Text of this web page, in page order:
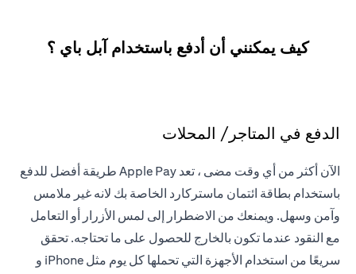
كيف يمكنني أن أدفع باستخدام آبل باي ؟
الدفع في المتاجر/ المحلات
الآن أكثر من أي وقت مضى ، تعد Apple Pay طريقة أفضل للدفع
باستخدام بطاقة ائتمان ماستركارد الخاصة بك لانه غير ملامس
وآمن وسهل. ويمنعك من الاضطرار إلى لمس الأزرار أو التعامل
مع النقود عندما تكون بالخارج للحصول على ما تحتاجه. تحقق
سريعًا من استخدام الأجهزة التي تحملها كل يوم مثل iPhone و